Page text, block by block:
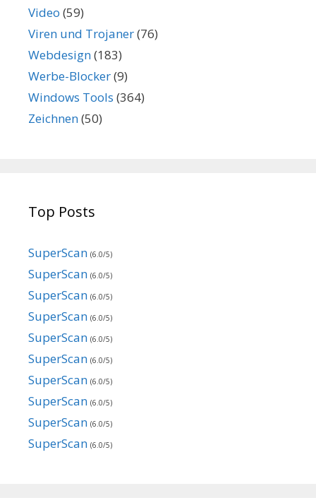
Video (59)
Viren und Trojaner(76)
Webdesign(183)
Werbe-Blocker(9)
Windows Tools (364)
Zeichnen(50)
Top Posts
SuperScan (6.0/5)
SuperScan (6.0/5)
SuperScan (6.0/5)
SuperScan (6.0/5)
SuperScan (6.0/5)
SuperScan (6.0/5)
SuperScan (6.0/5)
SuperScan (6.0/5)
SuperScan (6.0/5)
SuperScan (6.0/5)